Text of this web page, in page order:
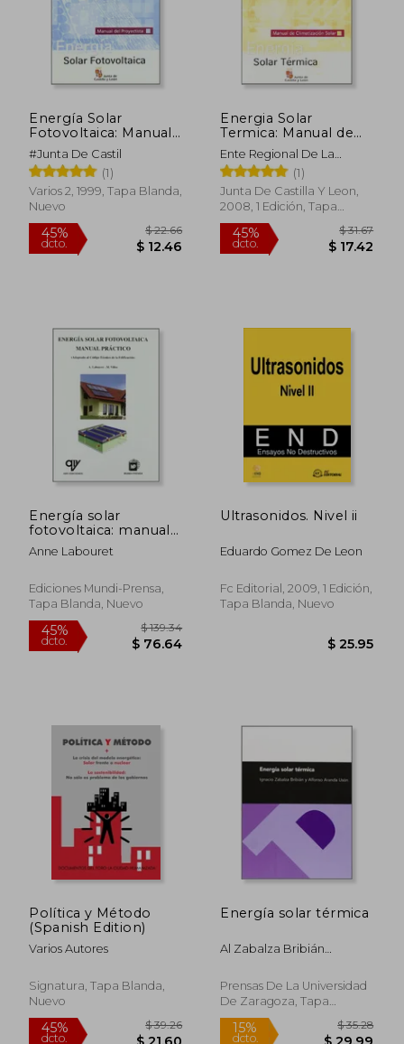
Energía Solar
Fotovoltaica: Manual
del Proyectista
#Junta De Castil
(1)
Varios 2, 1999, Tapa Blanda,
Nuevo
Energia Solar
Termica: Manual de
Climatizacion Solar
Ente Regional De La
Energía De Castilla Y León
(1)
Junta De Castilla Y Leon,
2008, 1 Edición, Tapa
Blanda, Nuevo
45%
Energía solar
fotovoltaica: manual
práctico (Adaptado al
código técnico de la
Anne Labouret
Ediciones Mundi-Prensa,
Tapa Blanda, Nuevo
45%
dcto. $ 76.64
Ultrasonidos. Nivel ii
Eduardo Gomez De Leon
Fc Editorial, 2009, 1 Edición,
Tapa Blanda, Nuevo
Política y Método
(Spanish Edition)
Varios Autores
Signatura, Tapa Blanda,
Nuevo
Energía solar térmica
Al Zabalza Bribián
Prensas De La Universidad
De Zaragoza, Tapa
Blanda, Nuevo